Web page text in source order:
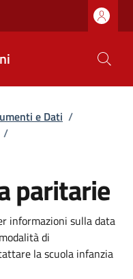
e Dati /
/
paritarie
informazioni sulla data
di
la scuola infanzia